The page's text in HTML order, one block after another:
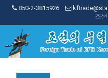
850-2-3815926
조선